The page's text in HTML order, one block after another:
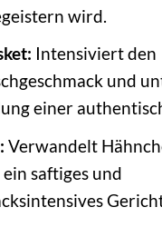
wird.
Intensiviert den
und
einer
Verwandelt
saftiges und